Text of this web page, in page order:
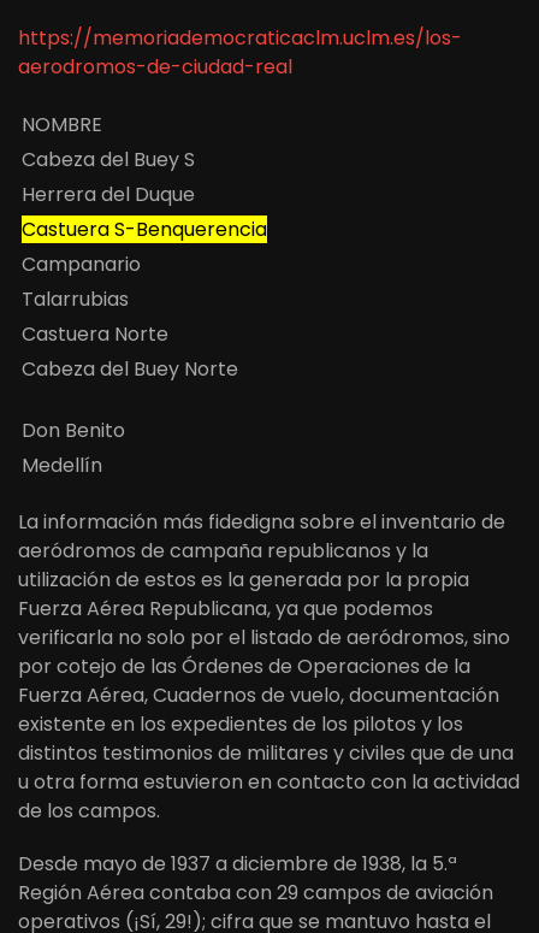
https://memoriademocraticaclm.uclm.es/los-
aerodromos-de-ciudad-real
NOMBRE
Cabeza del Buey S
Herrera del Duque
Castuera S-Benquerencia
Campanario
Talarrubias
Castuera Norte
Cabeza del Buey Norte
Don Benito
Medellín
La información más fidedigna sobre el inventario de
aeródromos de campaña republicanos y la
utilización de estos es la generada por la propia
Fuerza Aérea Republicana, ya que podemos
verificarla no solo por el listado de aeródromos, sino
por cotejo de las Órdenes de Operaciones de la
Fuerza Aérea, Cuadernos de vuelo, documentación
existente en los expedientes de los pilotos y los
distintos testimonios de militares y civiles que de una
u otra forma estuvieron en contacto con la actividad
de los campos.
Desde mayo de 1937 a diciembre de 1938, la 5.ª
Región Aérea contaba con 29 campos de aviación
operativos (¡Sí, 29!); cifra que se mantuvo hasta el